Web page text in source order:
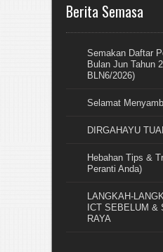
Berita Semasa
Semakan Daftar
Bulan Jun Tahun
BLN6/2026)
Selamat
DIRGAHAYU
Hebahan Tips &
Peranti Anda)
LANGKAH-
ICT SEBELUM &
RAYA